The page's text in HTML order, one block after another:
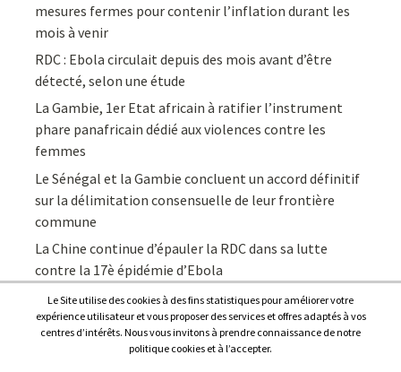
mesures fermes pour contenir l’inflation durant les
mois à venir
RDC : Ebola circulait depuis des mois avant d’être
détecté, selon une étude
La Gambie, 1er Etat africain à ratifier l’instrument
phare panafricain dédié aux violences contre les
femmes
Le Sénégal et la Gambie concluent un accord définitif
sur la délimitation consensuelle de leur frontière
commune
La Chine continue d’épauler la RDC dans sa lutte
contre la 17è épidémie d’Ebola
Le Site utilise des cookies à des fins statistiques pour améliorer votre
expérience utilisateur et vous proposer des services et offres adaptés à vos
centres d’intérêts. Nous vous invitons à prendre connaissance de notre
politique cookies et à l’accepter.